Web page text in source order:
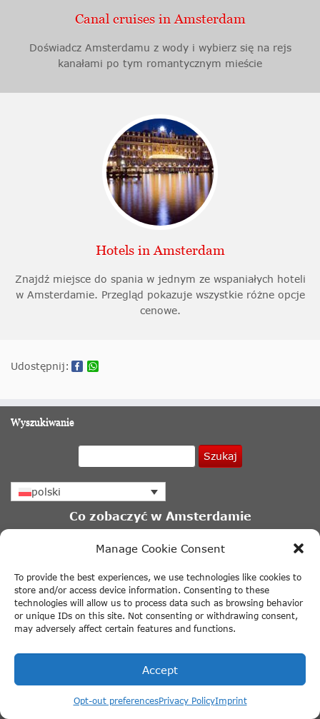
Manage Cookie Consent
To provide the best experiences, we use technologies like cookies to
store and/or access device information. Consenting to these
technologies will allow us to process data such as browsing behavior
or unique IDs on this site. Not consenting or withdrawing consent,
may adversely affect certain features and functions.
Accept
Opt-out preferencesPrivacy PolicyImprint
Canal cruises in Amsterdam
Doświadcz Amsterdamu z wody i wybierz się na rejs
kanałami po tym romantycznym mieście
Hotels in Amsterdam
Znajdź miejsce do spania w jednym ze wspaniałych hoteli
w Amsterdamie. Przegląd pokazuje wszystkie różne opcje
cenowe.
Udostępnij:
Wyszukiwanie
Szukaj
polski
Co zobaczyć w Amsterdamie
Najlepsze atrakcje turystyczne w Amsterdamie
Otwarcie Keukenhof 2027
Moulin Rouge Amsterdam
+ Więcej linków
Dom Anny Frank
BODY WORLDS: Projekt Szczęście